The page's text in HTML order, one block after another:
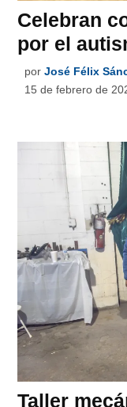
Celebran
por el
por José Félix
15 de febrero de
Taller